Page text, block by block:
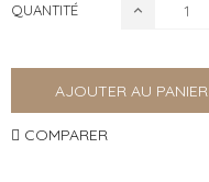
QUANTITÉ
AJOUTER AU PANIER
COMPARER